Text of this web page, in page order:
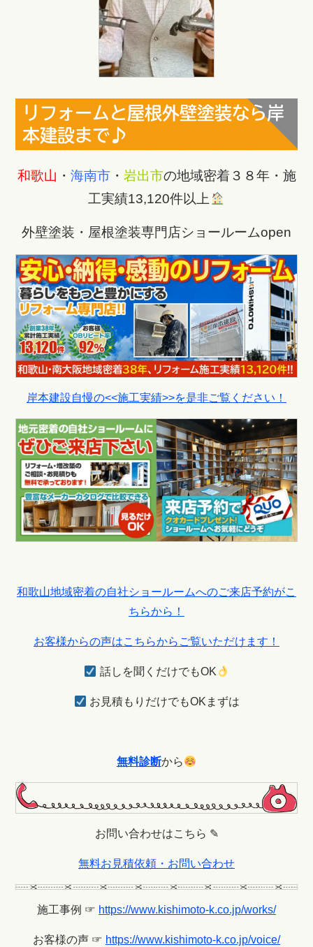
リフォームと屋根外壁塗装なら岸
本建設まで♪
和歌山 ・ 海南市・ 岩出市の地域密着３８年・施
工実績13,120件以上
外壁塗装・屋根塗装専門店ショールームopen
岸本建設自慢の<<施工実績>>を是非ご覧ください！
和歌山地域密着の自社ショールームへのご来店予約がこ
ちらから！
お客様からの声はこちらからご覧いただけます！
話しを聞くだけでもOK
お見積もりだけでもOKまずは
無料診断から
お問い合わせはこちら ✎
無料お見積依頼・お問い合わせ
施工事例 ☞ https://www.kishimoto-k.co.jp/works/
お客様の声 ☞ https://www.kishimoto-k.co.jp/voice/